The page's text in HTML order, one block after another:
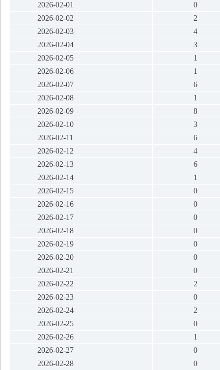
2026-02-01
0
2026-02-02
2
2026-02-03
4
2026-02-04
3
2026-02-05
1
2026-02-06
1
2026-02-07
6
2026-02-08
1
2026-02-09
8
2026-02-10
3
2026-02-11
6
2026-02-12
4
2026-02-13
6
2026-02-14
1
2026-02-15
0
2026-02-16
0
2026-02-17
0
2026-02-18
0
2026-02-19
0
2026-02-20
0
2026-02-21
0
2026-02-22
2
2026-02-23
0
2026-02-24
2
2026-02-25
0
2026-02-26
1
2026-02-27
0
2026-02-28
0